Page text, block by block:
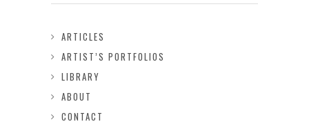
ARTICLES
ARTIST’S PORTFOLIOS
LIBRARY
ABOUT
CONTACT